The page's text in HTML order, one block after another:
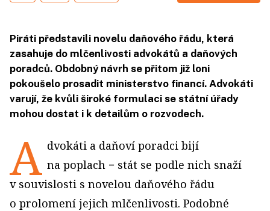
Piráti představili novelu daňového řádu, která
zasahuje do mlčenlivosti advokátů a daňových
poradců. Obdobný návrh se přitom již loni
pokoušelo prosadit ministerstvo financí. Advokáti
varují, že kvůli široké formulaci se státní úřady
mohou dostat i k detailům o rozvodech.
A dvokáti a daňoví poradci bijí
na poplach − stát se podle nich snaží
v souvislosti s novelou daňového řádu
o prolomení jejich mlčenlivosti. Podobné